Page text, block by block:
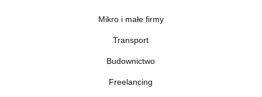
Mikro i małe firmy
Transport
Budownictwo
Freelancing